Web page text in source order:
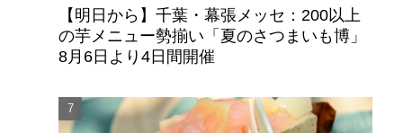
【明日から】千葉・幕張メッセ：200以上
の芋メニュー勢揃い「夏のさつまいも博」
8月6日より4日間開催